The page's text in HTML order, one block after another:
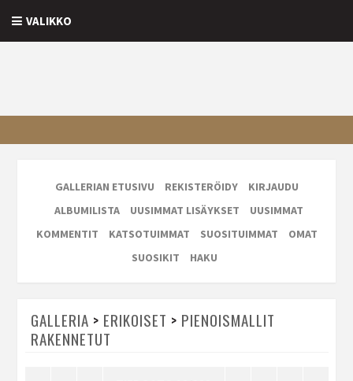
VALIKKO
GALLERIAN ETUSIVU REKISTERÖIDY
KIRJAUDU
ALBUMILISTA
UUSIMMAT LISÄYKSET
UUSIMMAT
KOMMENTIT
KATSOTUIMMAT SUOSITUIMMAT
OMAT
SUOSIKIT
HAKU
GALLERIA > ERIKOISET > PIENOISMALLIT
RAKENNETUT